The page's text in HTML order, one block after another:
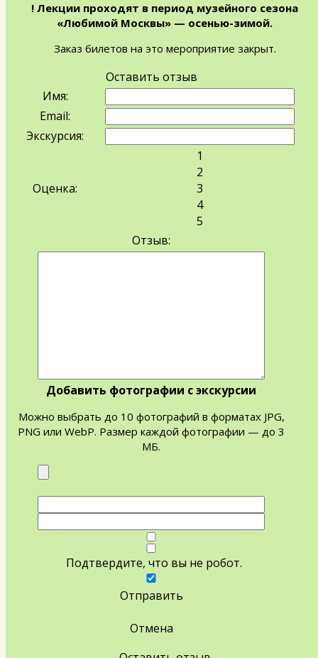
! Лекции проходят в период музейного сезона
«Любимой Москвы» — осенью-зимой.
Заказ билетов на это мероприятие закрыт.
Оставить отзыв
Имя:
Email:
Экскурсия:
Оценка:
1
2
3
4
5
Отзыв:
Добавить фотографии с экскурсии
Можно выбрать до 10 фотографий в форматах JPG,
PNG или WebP. Размер каждой фотографии — до 3
МБ.
Подтвердите, что вы не робот.
Отправить
Отмена